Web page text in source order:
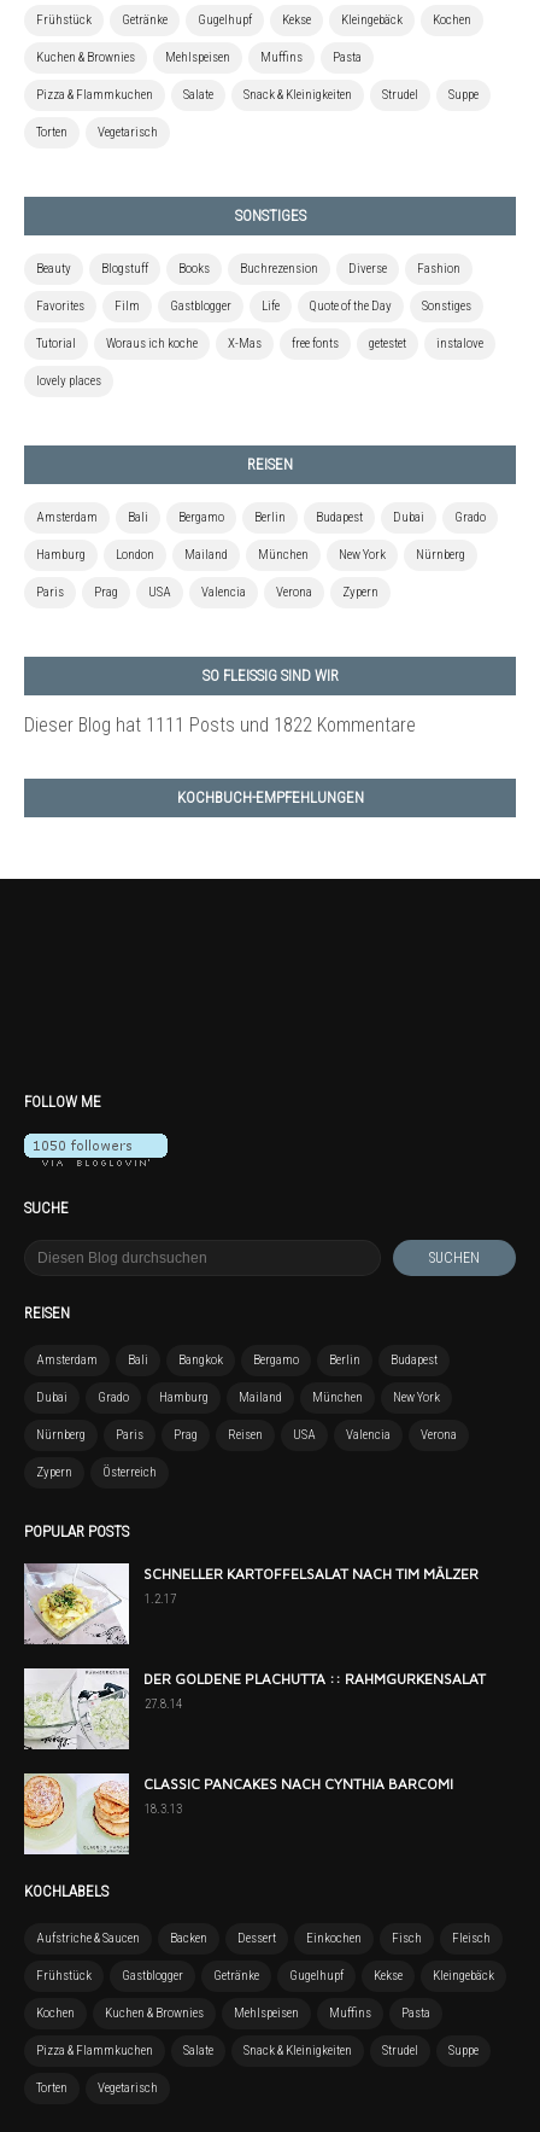
Frühstück Getränke Gugelhupf Kekse Kleingebäck Kochen
Kuchen & Brownies Mehlspeisen Muffins Pasta
Pizza & Flammkuchen Salate Snack & Kleinigkeiten Strudel Suppe
Torten Vegetarisch
SONSTIGES
Beauty Blogstuff Books Buchrezension Diverse Fashion
Favorites Film Gastblogger Life Quote of the Day Sonstiges
Tutorial Woraus ich koche X-Mas free fonts getestet instalove
lovely places
REISEN
Amsterdam Bali Bergamo Berlin Budapest Dubai Grado
Hamburg London Mailand München New York Nürnberg
Paris Prag USA Valencia Verona Zypern
SO FLEISSIG SIND WIR
Dieser Blog hat 1111 Posts und 1822 Kommentare
KOCHBUCH-EMPFEHLUNGEN
FOLLOW ME
SUCHE
REISEN
Amsterdam Bali Bangkok Bergamo Berlin Budapest
Dubai Grado Hamburg Mailand München New York
Nürnberg Paris Prag Reisen USA Valencia Verona
Zypern Österreich
POPULAR POSTS
SCHNELLER KARTOFFELSALAT NACH TIM MÄLZER
1.2.17
DER GOLDENE PLACHUTTA :: RAHMGURKENSALAT
27.8.14
CLASSIC PANCAKES NACH CYNTHIA BARCOMI
18.3.13
KOCHLABELS
Aufstriche & Saucen Backen Dessert Einkochen Fisch Fleisch
Frühstück Gastblogger Getränke Gugelhupf Kekse Kleingebäck
Kochen Kuchen & Brownies Mehlspeisen Muffins Pasta
Pizza & Flammkuchen Salate Snack & Kleinigkeiten Strudel Suppe
Torten Vegetarisch